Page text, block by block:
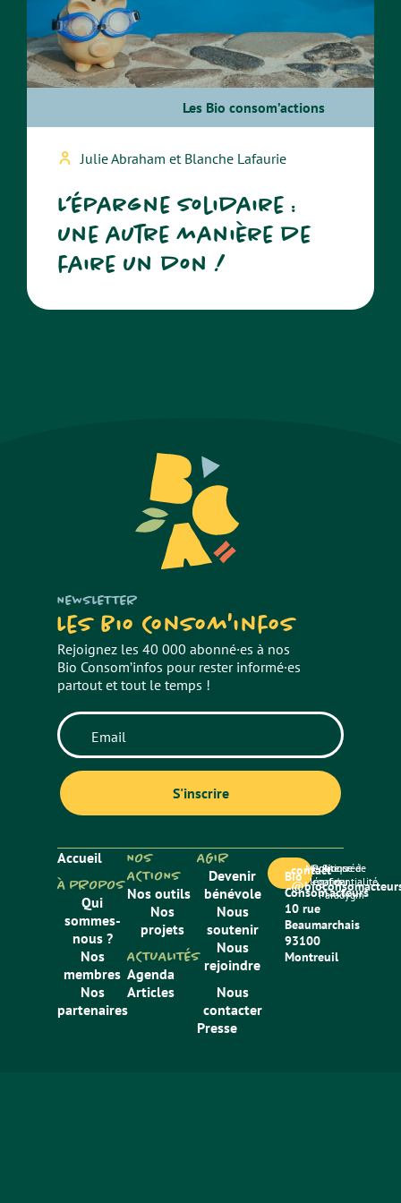
Les Bio consom’actions
Julie Abraham et Blanche Lafaurie
L’épargne solidaire :
une autre manière de
faire un don !
NEWSLETTER
Les Bio Consom'infos
Rejoignez les 40 000 abonné·es à nos
Bio Consom’infos pour rester informé·es
partout et tout le temps !
Accueil
À PROPOS
Qui
sommes-
nous ?
Nos
membres
Nos
partenaires
NOS
ACTIONS
Nos outils
Nos
projets
ACTUALITÉS
Agenda
Articles
AGIR
Devenir
bénévole
Nous
soutenir
Nous
rejoindre
Nous
contacter
Presse
Bio
Consom’acteurs
10 rue
Beaumarchais
93100
Montreuil
contact
Mentions
légales
Politique de
confidentialité
Site créé
par
Paradygm